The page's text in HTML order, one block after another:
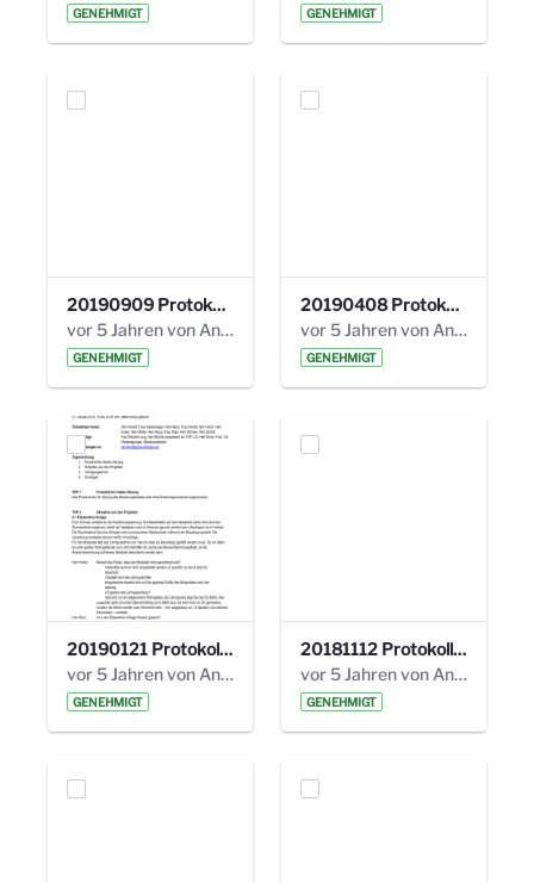
GENEHMIGT GENEHMIGT
20190909 Protokoll 27. Steuerungskreis.pdf
vor 5 Jahren von Anni Schlumberger
GENEHMIGT
20190408 Protokoll 26. Steuerungskreis.pdf
vor 5 Jahren von Anni Schlumberger
GENEHMIGT
20190121 Protokoll 25. Steuerungskreis.pdf
vor 5 Jahren von Anni Schlumberger
GENEHMIGT
20181112 Protokoll 24. Steuerungskreis.pdf
vor 5 Jahren von Anni Schlumberger
GENEHMIGT